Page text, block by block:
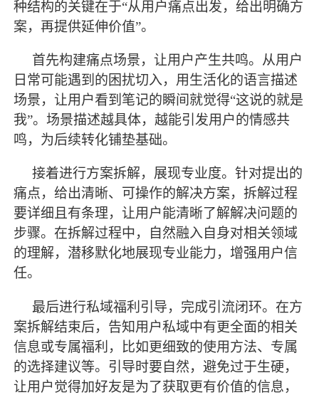
种结构的关键在于“从用户痛点出发，给出明确方
案，再提供延伸价值”。
首先构建痛点场景，让用户产生共鸣。从用户
日常可能遇到的困扰切入，用生活化的语言描述
场景，让用户看到笔记的瞬间就觉得“这说的就是
我”。场景描述越具体，越能引发用户的情感共
鸣，为后续转化铺垫基础。
接着进行方案拆解，展现专业度。针对提出的
痛点，给出清晰、可操作的解决方案，拆解过程
要详细且有条理，让用户能清晰了解解决问题的
步骤。在拆解过程中，自然融入自身对相关领域
的理解，潜移默化地展现专业能力，增强用户信
任。
最后进行私域福利引导，完成引流闭环。在方
案拆解结束后，告知用户私域中有更全面的相关
信息或专属福利，比如更细致的使用方法、专属
的选择建议等。引导时要自然，避免过于生硬，
让用户觉得加好友是为了获取更有价值的信息，